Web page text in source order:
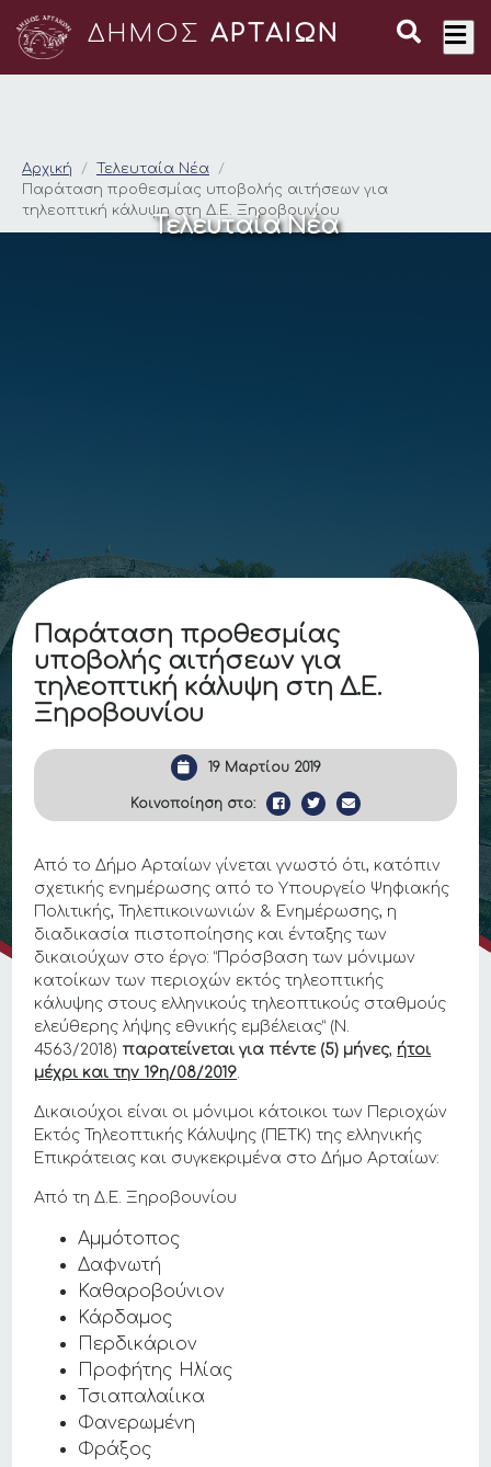
ΔΗΜΟΣ ΑΡΤΑΙΩΝ
Παράταση
Αρχική
Τελευταία Νέα
Παράταση προθεσμίας υποβολής αιτήσεων για
τηλεοπτική κάλυψη στη Δ.Ε. Ξηροβουνίου
Τελευταία Νέα
Παράταση προθεσμίας
υποβολής αιτήσεων για
τηλεοπτική κάλυψη στη Δ.Ε.
Ξηροβουνίου
19 Μαρτίου 2019
Κοινοποίηση στο:
Από το Δήμο Αρταίων γίνεται γνωστό ότι, κατόπιν
σχετικής ενημέρωσης από το Υπουργείο Ψηφιακής
Πολιτικής, Τηλεπικοινωνιών & Ενημέρωσης, η
διαδικασία πιστοποίησης και ένταξης των
δικαιούχων στο έργο: “Πρόσβαση των μόνιμων
κατοίκων των περιοχών εκτός τηλεοπτικής
κάλυψης στους ελληνικούς τηλεοπτικούς σταθμούς
ελεύθερης λήψης εθνικής εμβέλειας” (Ν.
4563/2018) παρατείνεται για πέντε (5) μήνες, ήτοι
μέχρι και την 19η/08/2019.
Δικαιούχοι είναι οι μόνιμοι κάτοικοι των Περιοχών
Εκτός Τηλεοπτικής Κάλυψης (ΠΕΤΚ) της ελληνικής
Επικράτειας και συγκεκριμένα στο Δήμο Αρταίων:
Από τη Δ.Ε. Ξηροβουνίου
Αμμότοπος
Δαφνωτή
Καθαροβούνιον
Κάρδαμος
Περδικάριον
Προφήτης Ηλίας
Τσιαπαλαίικα
Φανερωμένη
Φράξος